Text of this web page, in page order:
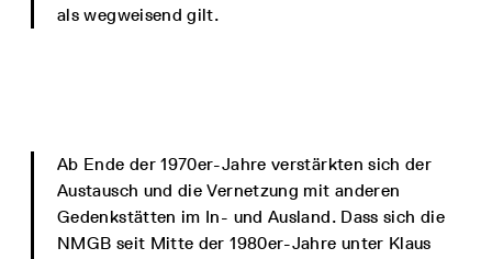
als wegweisend gilt.
Ab Ende der 1970er-Jahre verstärkten sich der
Austausch und die Vernetzung mit anderen
Gedenkstätten im In- und Ausland. Dass sich die
NMGB seit Mitte der 1980er-Jahre unter Klaus